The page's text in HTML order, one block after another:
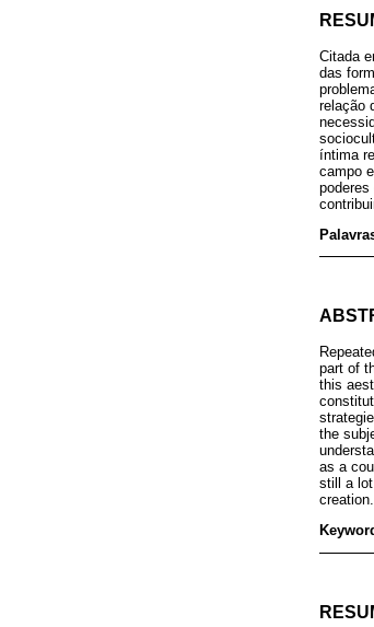
Citada
das
relação
íntima
campo
poderes
part of
this
the
as a
still a
creation.